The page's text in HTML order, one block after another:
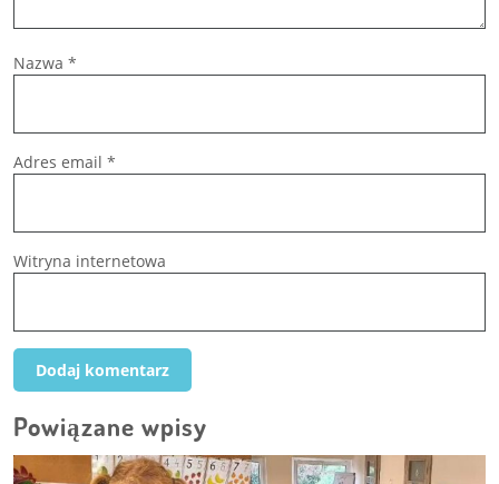
Nazwa *
Adres email *
Witryna internetowa
Powiązane wpisy